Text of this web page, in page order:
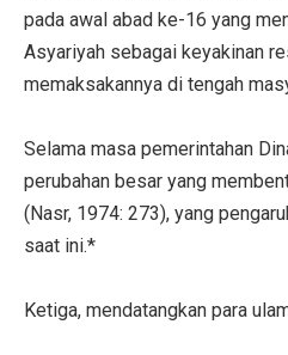
pada awal abad ke-16 yang
Asyariyah sebagai keyakinan
memaksakannya di tengah
Selama masa pemerintahan
perubahan besar yang
(Nasr, 1974: 273), yang
saat ini.*
Ketiga, mendatangkan para